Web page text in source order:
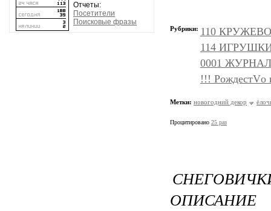
Отчеты:
Посетители
Поисковые фразы
Рубрики: 110 КРУЖЕВО,
114 ИГРУШКИ
0001
!!! РождестVо
Метки: новогодний декор
Процитировано 25 раз
ОПИСАНИЕ